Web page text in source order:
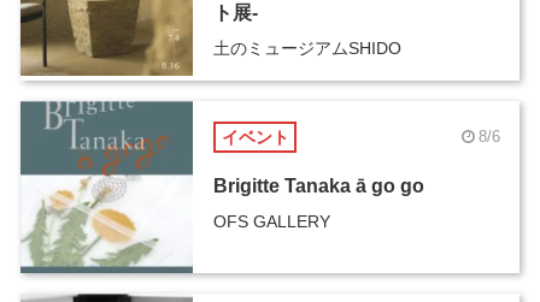
ト展-
土のミュージアムSHIDO
イベント 8/6
Brigitte Tanaka ā go go
OFS GALLERY